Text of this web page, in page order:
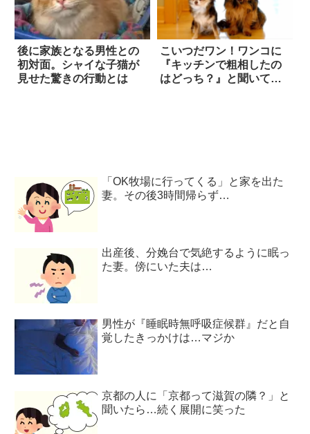
後に家族となる男性との
初対面。シャイな子猫が
見せた驚きの行動とは
こいつだワン！ワンコに
『キッチンで粗相したの
はどっち？』と聞いてみ
「OK牧場に行ってくる」と家を出た
妻。その後3時間帰らず…
出産後、分娩台で気絶するように眠っ
た妻。傍にいた夫は…
男性が『睡眠時無呼吸症候群』だと自
覚したきっかけは…マジか
京都の人に「京都って滋賀の隣？」と
聞いたら…続く展開に笑った